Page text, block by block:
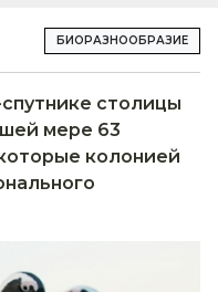
БИОРАЗНООБРАЗИЕ
столицы
мере 63
колонией